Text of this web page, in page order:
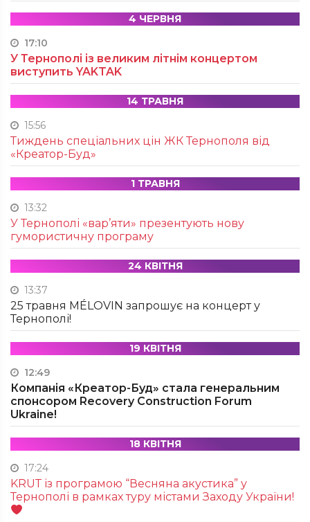
4 ЧЕРВНЯ
17:10
У Тернополі із великим літнім концертом
виступить YAKTAK
14 ТРАВНЯ
15:56
Тиждень спеціальних цін ЖК Тернополя від
«Креатор-Буд»
1 ТРАВНЯ
13:32
У Тернополі «вар’яти» презентують нову
гумористичну програму
24 КВІТНЯ
13:37
25 травня MÉLOVIN запрошує на концерт у
Тернополі!
19 КВІТНЯ
12:49
Компанія «Креатор-Буд» стала генеральним
спонсором Recovery Construction Forum
Ukraine!
18 КВІТНЯ
17:24
KRUТ із програмою “Весняна акустика” у
Тернополі в рамках туру містами Заходу України!